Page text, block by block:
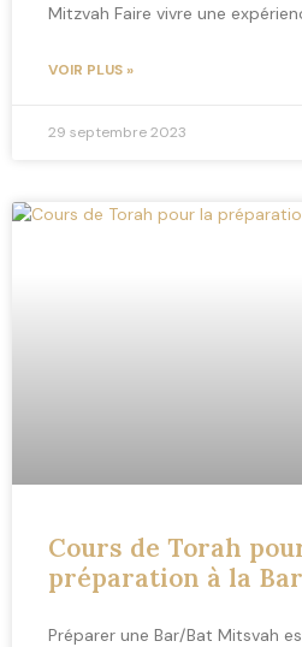
Mitzvah Faire vivre une
VOIR PLUS »
29 septembre 2023
Cours de Torah
préparation à la
Préparer une Bar/Bat Mitsvah